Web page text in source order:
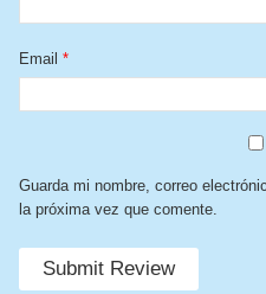
Email *
Guarda mi nombre, correo
la próxima vez que comente.